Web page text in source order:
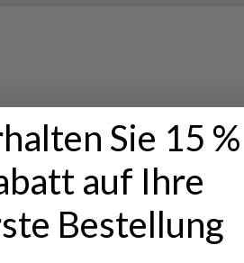
Sie 15 %
auf Ihre
Bestellung